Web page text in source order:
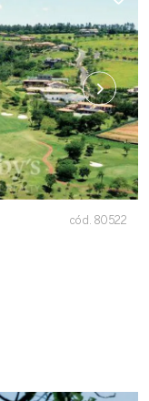
cód. 80522